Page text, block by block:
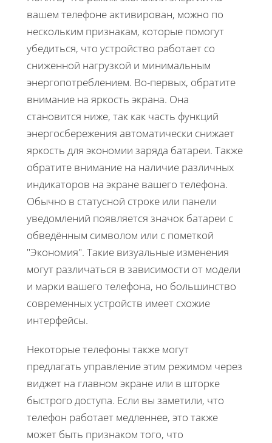
вашем телефоне активирован, можно по
нескольким признакам, которые помогут
убедиться, что устройство работает со
сниженной нагрузкой и минимальным
энергопотреблением. Во-первых, обратите
внимание на яркость экрана. Она
становится ниже, так как часть функций
энергосбережения автоматически снижает
яркость для экономии заряда батареи. Также
обратите внимание на наличие различных
индикаторов на экране вашего телефона.
Обычно в статусной строке или панели
уведомлений появляется значок батареи с
обведённым символом или с пометкой
"Экономия". Такие визуальные изменения
могут различаться в зависимости от модели
и марки вашего телефона, но большинство
современных устройств имеет схожие
интерфейсы.
Некоторые телефоны также могут
предлагать управление этим режимом через
виджет на главном экране или в шторке
быстрого доступа. Если вы заметили, что
телефон работает медленнее, это также
может быть признаком того, что